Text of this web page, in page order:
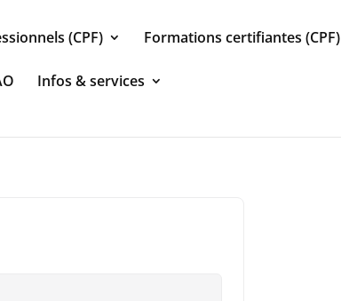
(CPF) Formations certifiantes (CPF)
Infos & services